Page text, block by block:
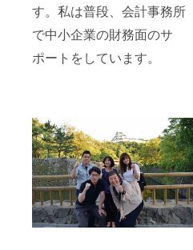
す。私は普段、会計事務所
で中小企業の財務面のサ
ポートをしています。